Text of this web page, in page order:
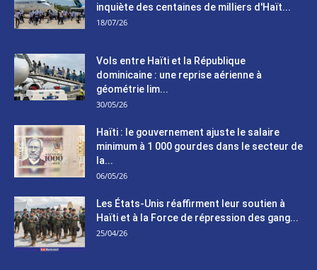
inquiète des centaines de milliers d'Haït...
18/07/26
Vols entre Haïti et la République
dominicaine : une reprise aérienne à
géométrie lim...
30/05/26
Haïti : le gouvernement ajuste le salaire
minimum à 1 000 gourdes dans le secteur de
la...
06/05/26
Les États-Unis réaffirment leur soutien à
Haïti et à la Force de répression des gang...
25/04/26